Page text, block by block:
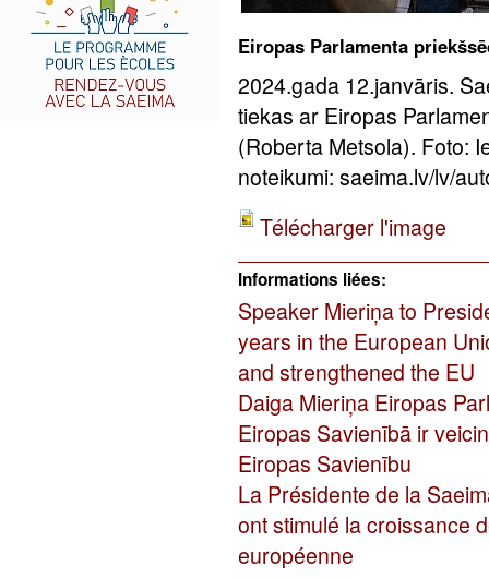
Eiropas Parlamenta
2024.gada 12.janvāris.
tiekas ar Eiropas
(Roberta Metsola). Foto:
noteikumi: saeima.lv/lv/
Télécharger l'image
Informations liées:
Speaker Mieriņa to
years in the European
and strengthened the EU
Daiga Mieriņa Eiropas
Eiropas Savienībā ir
Eiropas Savienību
La Présidente de la
ont stimulé la croissance
européenne